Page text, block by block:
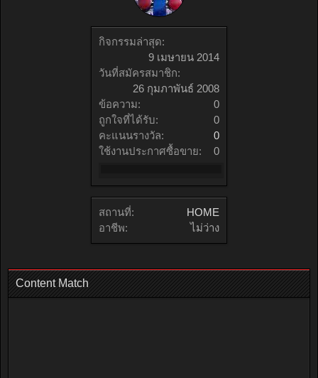
กิจกรรมล่าสุด:
9 เมษายน 2014
วันที่สมัครสมาชิก:
26 กุมภาพันธ์ 2008
ข้อความ:
0
ถูกใจที่ได้รับ:
0
คะแนนรางวัล:
0
ใช้งานประกาศซื้อขาย:
0
สถานที่:
HOME
อาชีพ:
ไม่ว่าง
Content Match